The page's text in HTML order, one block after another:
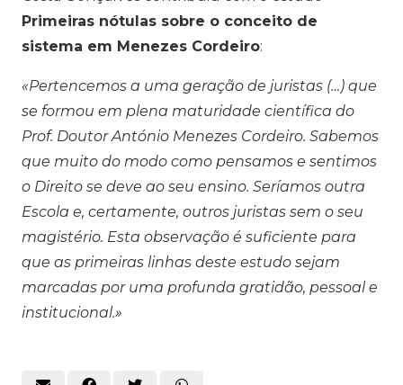
Primeiras nótulas sobre o conceito de
sistema em Menezes Cordeiro:
«Pertencemos a uma geração de juristas (…) que
se formou em plena maturidade científica do
Prof. Doutor António Menezes Cordeiro. Sabemos
que muito do modo como pensamos e sentimos
o Direito se deve ao seu ensino. Seríamos outra
Escola e, certamente, outros juristas sem o seu
magistério. Esta observação é suficiente para
que as primeiras linhas deste estudo sejam
marcadas por uma profunda gratidão, pessoal e
institucional.»